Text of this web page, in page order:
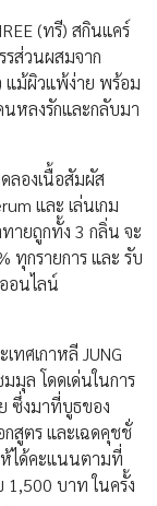
(ทรี) สกินแคร์
ส่วนผสมจาก
ม้ผิวแพ้ง่าย พร้อม
หลงรักและกลับมา
ลองเนื้อสัมผัส
และ เล่นเกม
ายถูกทั้ง 3 กลิ่น จะ
ทุกรายการ และ รับ
อนไลน์
ศเกาหลี JUNG
มุล โดดเด่นในการ
ซึ่งมาที่บูธของ
กสูตร และเฉดคุชชั่
ห้ได้คะแนนตามที่
บาท ในครั้ง